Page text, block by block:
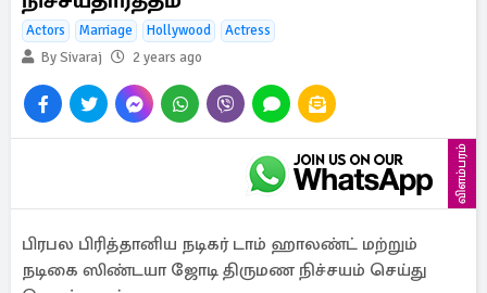
Actors Marriage Hollywood
Actress
By Sivaraj
2 years ago
விளம்பரம்
பிரபல பிரித்தானிய நடிகர் டாம் ஹாலண்ட் மற்றும்
நடிகை ஸிண்டயா ஜோடி திருமண நிச்சயம் செய்து